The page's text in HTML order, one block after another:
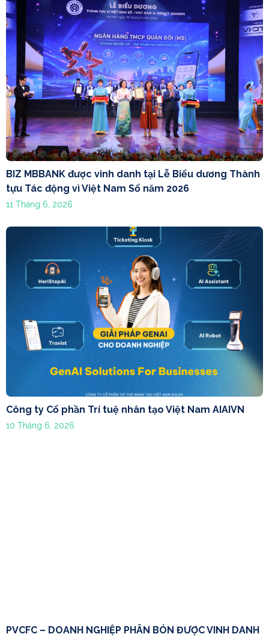
BIZ MBBANK được vinh danh tại Lễ Biểu dương Thành
tựu Tác động vì Việt Nam Số năm 2026
11 Tháng 6, 2026
Công ty Cổ phần Trí tuệ nhân tạo Việt Nam AIAIVN
10 Tháng 6, 2026
PVCFC – DOANH NGHIỆP PHÂN BÓN ĐƯỢC VINH DANH